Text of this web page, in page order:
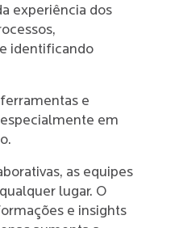
experiência dos
identificando
e
em
as equipes
lugar. O
e insights